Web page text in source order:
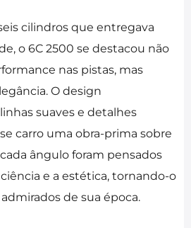
cilindros que entregava
o 6C 2500 se destacou não
nas pistas, mas
O design
suaves e detalhes
carro uma obra-prima sobre
ângulo foram pensados
e a estética, tornando-o
de sua época.